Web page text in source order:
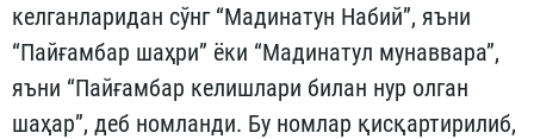
келганларидан сўнг “Мадинатун Набий”, яъни
“Пайғамбар шаҳри” ёки “Мадинатул му­наввара”,
яъни “Пайғамбар келишлари билан нур олган
шаҳар”, деб номланди. Бу номлар қисқартирилиб,